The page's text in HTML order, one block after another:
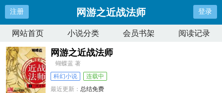
注册 网游之近战法师 登录
网站首页 小说分类 会员书架 阅读记录
网游之近战法师
蝴蝶蓝 著
科幻小说
连载中
最近更新：总结免费